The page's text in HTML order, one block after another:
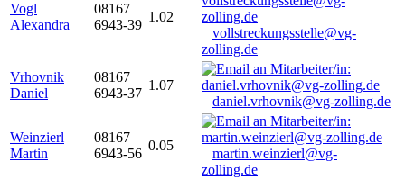
Vogl
Alexandra
08167
6943-39
1.02
vollstreckungsstelle@vg-
zolling.de
Vrhovnik
Daniel
08167
6943-37
1.07
daniel.vrhovnik@vg-zolling.de
Weinzierl
Martin
08167
6943-56
0.05
martin.weinzierl@vg-
zolling.de